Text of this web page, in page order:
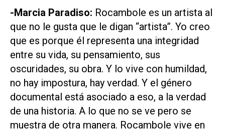
-Marcia Paradiso: Rocambole es un artista al
que no le gusta que le digan “artista”. Yo creo
que es porque él representa una integridad
entre su vida, su pensamiento, sus
oscuridades, su obra. Y lo vive con humildad,
no hay impostura, hay verdad. Y el género
documental está asociado a eso, a la verdad
de una historia. A lo que no se ve pero se
muestra de otra manera. Rocambole vive en